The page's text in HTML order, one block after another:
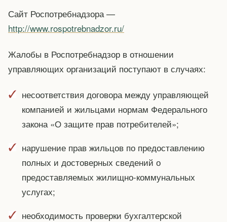
Сайт Роспотребнадзора —
http://www.rospotrebnadzor.ru/
Жалобы в Роспотребнадзор в отношении
управляющих организаций поступают в случаях:
несоответствия договора между управляющей
компанией и жильцами нормам Федерального
закона «О защите прав потребителей»;
нарушение прав жильцов по предоставлению
полных и достоверных сведений о
предоставляемых жилищно-коммунальных
услугах;
необходимость проверки бухгалтерской